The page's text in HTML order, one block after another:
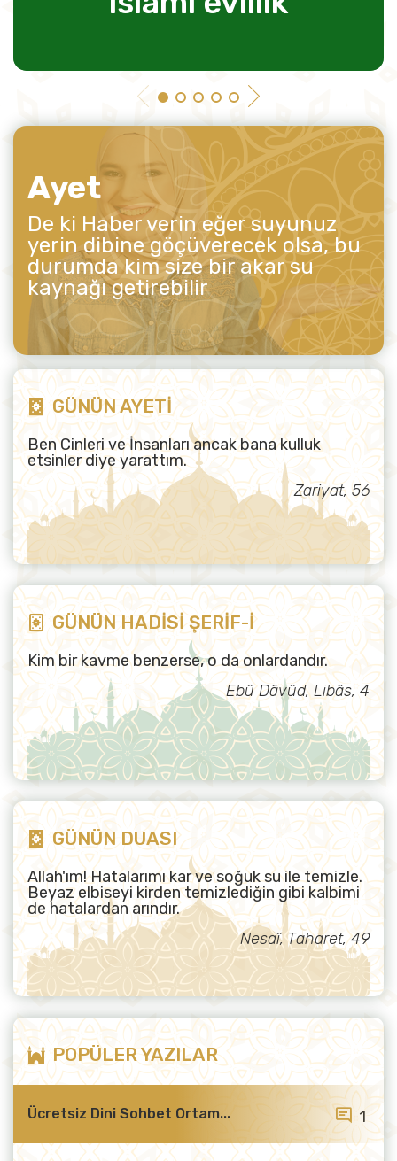
Ayet
De ki Haber verin eğer suyunuz
yerin dibine göçüverecek olsa, bu
durumda kim size bir akar su
kaynağı getirebilir
GÜNÜN AYETİ
Ben Cinleri ve İnsanları ancak bana kulluk
etsinler diye yarattım.
Zariyat, 56
GÜNÜN HADİSİ ŞERİF-İ
Kim bir kavme benzerse, o da onlardandır.
Ebû Dâvûd, Libâs, 4
GÜNÜN DUASI
Allah'ım! Hatalarımı kar ve soğuk su ile temizle.
Beyaz elbiseyi kirden temizlediğin gibi kalbimi
de hatalardan arındır.
Nesaî, Taharet, 49
POPÜLER YAZILAR
Ücretsiz Dini Sohbet Ortam... 1